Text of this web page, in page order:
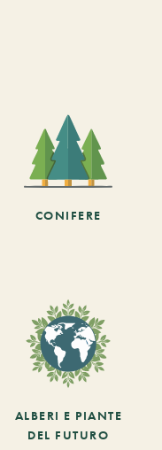
CONIFERE
ALBERI E PIANTE
DEL FUTURO